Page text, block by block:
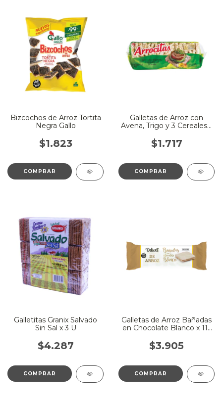
Bizcochos de Arroz Tortita
Negra Gallo
$1.823
Galletas de Arroz con
Avena, Trigo y 3 Cereales x
$1.717
Galletitas Granix Salvado
Sin Sal x 3 U
$4.287
Galletas de Arroz Bañadas
en Chocolate Blanco x 115
$3.905